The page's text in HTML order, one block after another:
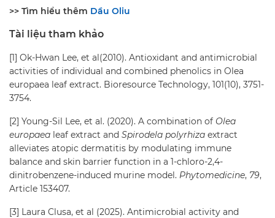
>> Tìm hiểu thêm Dầu Oliu
Tài liệu tham khảo
[1] Ok-Hwan Lee, et al(2010). Antioxidant and antimicrobial
activities of individual and combined phenolics in Olea
europaea leaf extract. Bioresource Technology, 101(10), 3751-
3754.
[2] Young-Sil Lee, et al. (2020). A combination of Olea
europaea leaf extract and Spirodela polyrhiza extract
alleviates atopic dermatitis by modulating immune
balance and skin barrier function in a 1-chloro-2,4-
dinitrobenzene-induced murine model. Phytomedicine, 79,
Article 153407.
[3] Laura Clusa, et al (2025). Antimicrobial activity and